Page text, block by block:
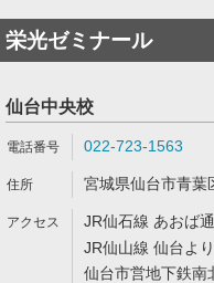
栄光ゼミナール
仙台中央校
022-723-1563
宮城県仙台市青葉
JR仙石線 あおば
JR仙山線 仙台よ
仙台市営地下鉄南